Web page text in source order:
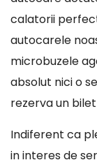
calatorii
autocarele
microbuzele
absolut nici o
rezerva un
Indiferent ca
in interes de